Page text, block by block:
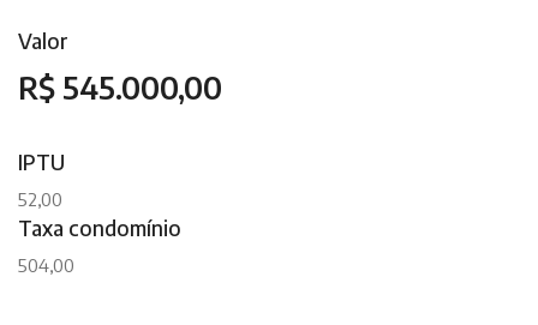
Valor
R$ 545.000,00
IPTU
52,00
Taxa condomínio
504,00